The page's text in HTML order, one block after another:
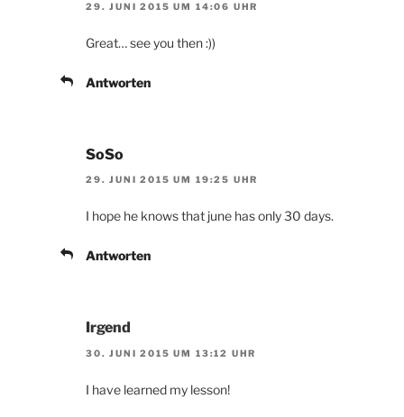
29. JUNI 2015 UM 14:06 UHR
Great… see you then :))
Antworten
SoSo
29. JUNI 2015 UM 19:25 UHR
I hope he knows that june has only 30 days.
Antworten
Irgend
30. JUNI 2015 UM 13:12 UHR
I have learned my lesson!